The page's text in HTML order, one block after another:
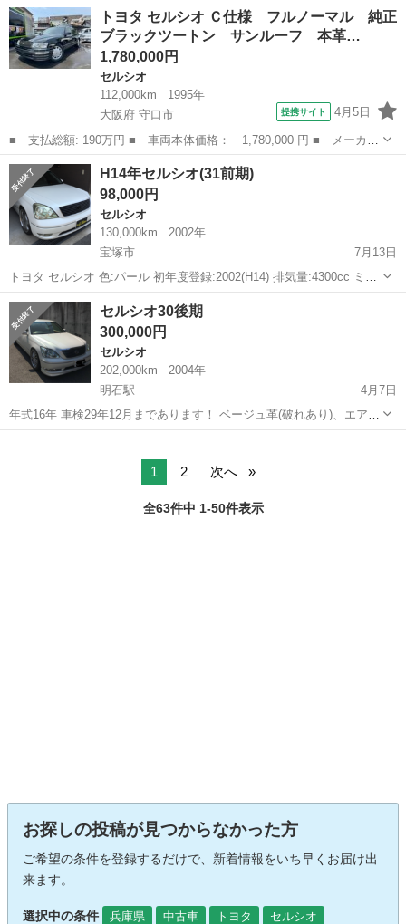
ラーで受けてますので問題なく走ると思います。 タイミングベルト交
換済...
兵庫 神戸市 セルシオ トヨペット
トヨタ セルシオ Ｃ仕様 フルノーマル 純正
ブラックツートン サンルーフ 本革…
1,780,000円
セルシオ
112,000km
1995年
大阪府 守口市
提携サイト 4月5日
■ 支払総額: 190万円 ■ 車両本体価格： 1,780,000 円 ■ メーカー
名： トヨタ ■ 車種名： セルシオ ■ グレード名： Ｃ仕様 フ
ルノーマル 純正ブラックツートン サンルーフ 本革シート マル
チ無し オ...
大阪 守口市 セルシオ
H14年セルシオ(31前期)
98,000円
セルシオ
130,000km
2002年
宝塚市
7月13日
トヨタ セルシオ 色:パール 初年度登録:2002(H14) 排気量:4300cc ミッ
ション:AT 駆動方式:2WD 乗車定員:5人 エンジン種別:ガソリン 走行距
離:13.0万km 修復歴:わからない ...
兵庫 宝塚市 エイムゲイン
セルシオ30後期
300,000円
セルシオ
202,000km
2004年
明石駅
4月7日
年式16年 車検29年12月まであります！ ベージュ革(破れあり)、エアシ
ート、マルチ、インテリアキー、バックカメラ。 走行202000キロ タ
1 2 次へ
全63件中 1-50件表示
お探しの投稿が見つからなかった方
ご希望の条件を登録するだけで、新着情報をいち早くお届け出
来ます。
選択中の条件 兵庫県 中古車 トヨタ セルシオ